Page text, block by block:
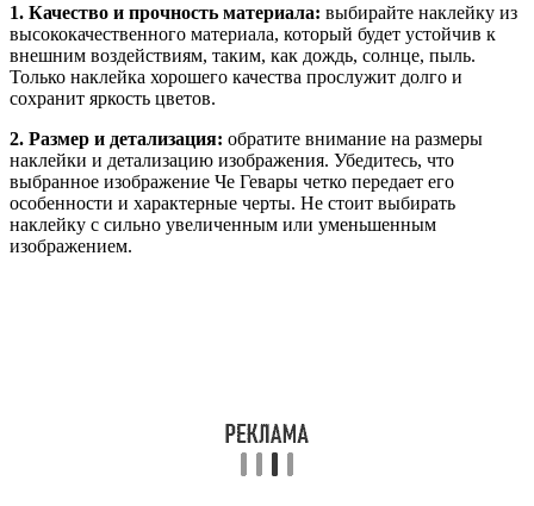
1. Качество и прочность материала: выбирайте наклейку из
высококачественного материала, который будет устойчив к
внешним воздействиям, таким, как дождь, солнце, пыль.
Только наклейка хорошего качества прослужит долго и
сохранит яркость цветов.
2. Размер и детализация: обратите внимание на размеры
наклейки и детализацию изображения. Убедитесь, что
выбранное изображение Че Гевары четко передает его
особенности и характерные черты. Не стоит выбирать
наклейку с сильно увеличенным или уменьшенным
изображением.